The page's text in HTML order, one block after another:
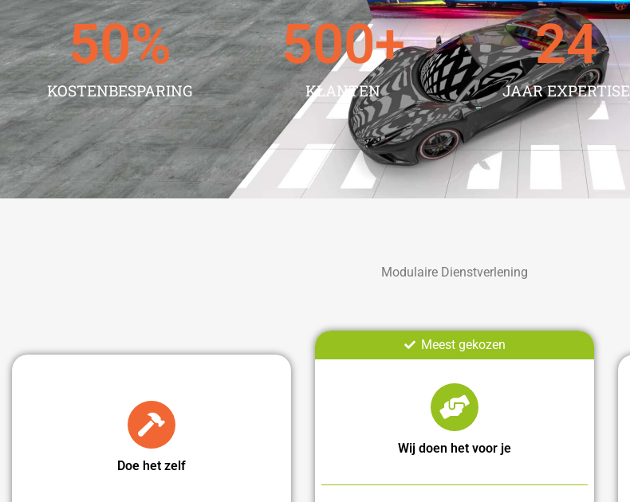
KOSTENBESPARING
50%
KLANTEN
500+
JAAR EXPERTISE
24
Modulaire Dienstverlening
Doe het zelf
Meest gekozen
Wij doen het voor je